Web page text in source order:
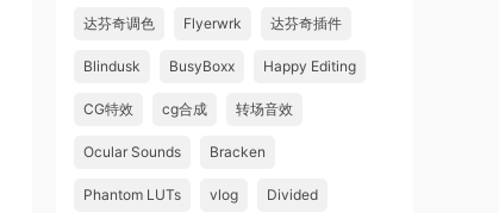
达芬奇调色 Flyerwrk 达芬奇插件
Blindusk BusyBoxx Happy Editing
CG特效 cg合成 转场音效
Ocular Sounds Bracken
Phantom LUTs vlog Divided